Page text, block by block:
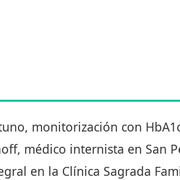
monitorización con
médico internista en San
en la Clínica Sagrada